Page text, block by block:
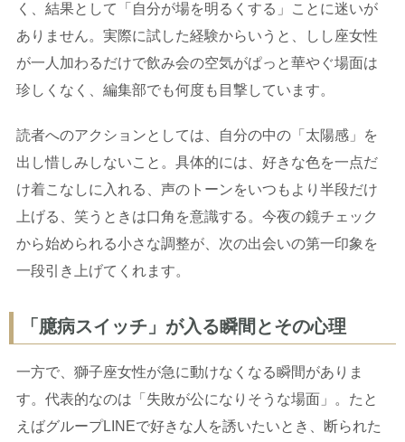
く、結果として「自分が場を明るくする」ことに迷いが
ありません。実際に試した経験からいうと、しし座女性
が一人加わるだけで飲み会の空気がぱっと華やぐ場面は
珍しくなく、編集部でも何度も目撃しています。
読者へのアクションとしては、自分の中の「太陽感」を
出し惜しみしないこと。具体的には、好きな色を一点だ
け着こなしに入れる、声のトーンをいつもより半段だけ
上げる、笑うときは口角を意識する。今夜の鏡チェック
から始められる小さな調整が、次の出会いの第一印象を
一段引き上げてくれます。
「臆病スイッチ」が入る瞬間とその心理
一方で、獅子座女性が急に動けなくなる瞬間がありま
す。代表的なのは「失敗が公になりそうな場面」。たと
えばグループLINEで好きな人を誘いたいとき、断られた